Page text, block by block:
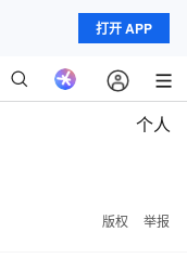
打开 APP
个人
版权 举报